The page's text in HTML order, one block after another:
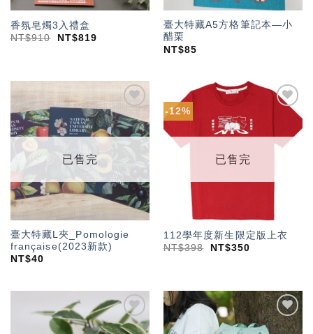
香氛皂燭3入禮盒
NT$910 NT$819
臺大特藏A5方格筆記本—小
醋栗
NT$85
加入
「願
望輕
已售完
臺大特藏L夾_Pomologie
française(2023新款)
NT$40
-12%
望輕
單」
已售完
112學年度新生限定版上衣
NT$398 NT$350
加入
加入